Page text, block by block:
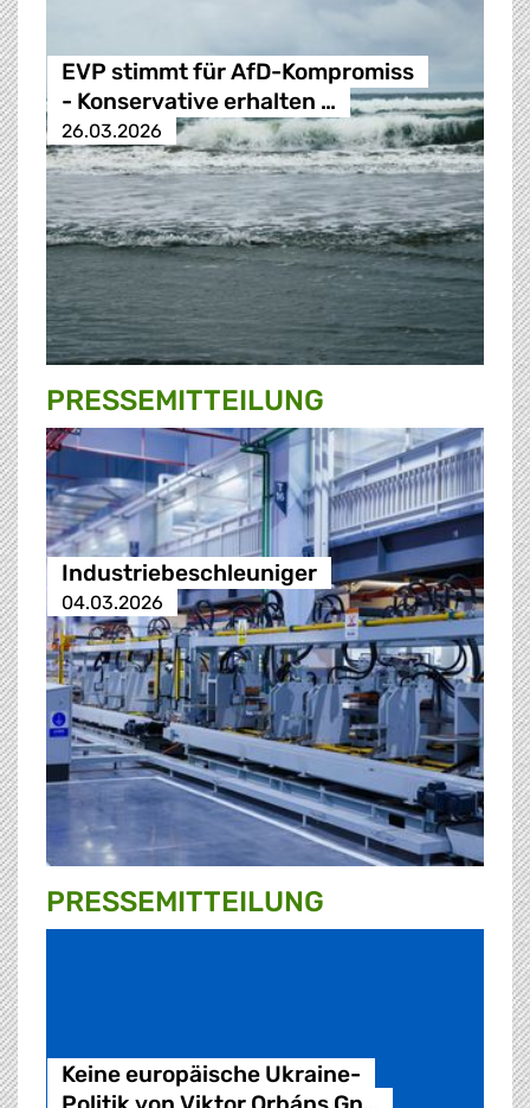
EVP stimmt für AfD-Kompromiss
- Konservative erhalten …
26.03.2026
PRESSE­MITTEILUNG
Industriebeschleuniger
04.03.2026
PRESSE­MITTEILUNG
Keine europäische Ukraine-